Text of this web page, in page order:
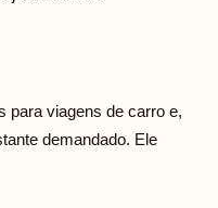
para viagens de carro e,
demandado. Ele